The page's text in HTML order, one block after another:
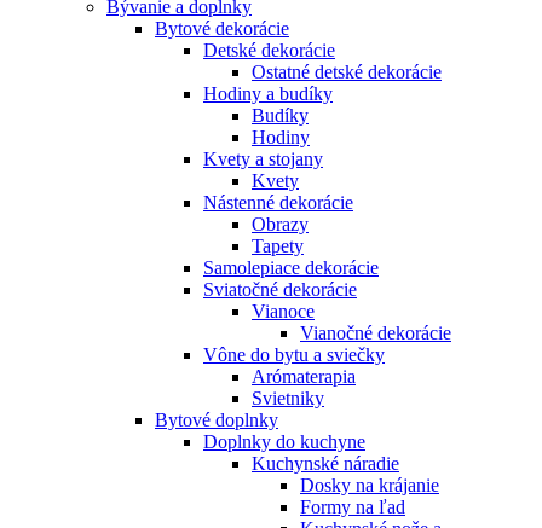
Bývanie a doplnky
Bytové dekorácie
Detské dekorácie
Ostatné detské dekorácie
Hodiny a budíky
Budíky
Hodiny
Kvety a stojany
Kvety
Nástenné dekorácie
Obrazy
Tapety
Samolepiace dekorácie
Sviatočné dekorácie
Vianoce
Vianočné dekorácie
Vône do bytu a sviečky
Arómaterapia
Svietniky
Bytové doplnky
Doplnky do kuchyne
Kuchynské náradie
Dosky na krájanie
Formy na ľad